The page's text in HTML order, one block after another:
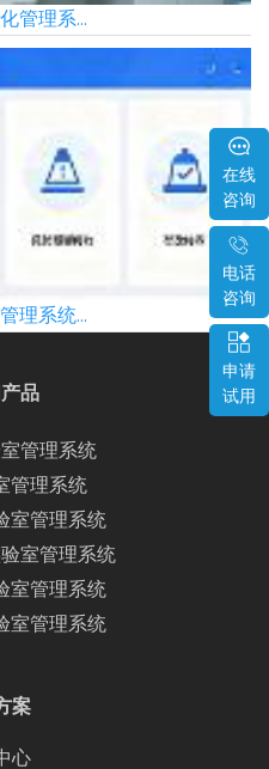
管理系...
理系统...
在线
咨询
电话
咨询
申请
试用
品
管理系统
管理系统
室管理系统
室管理系统
室管理系统
室管理系统
案
心